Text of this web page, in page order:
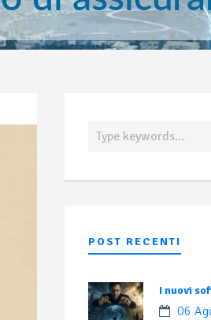
POST RECENTI
I nuovi
06